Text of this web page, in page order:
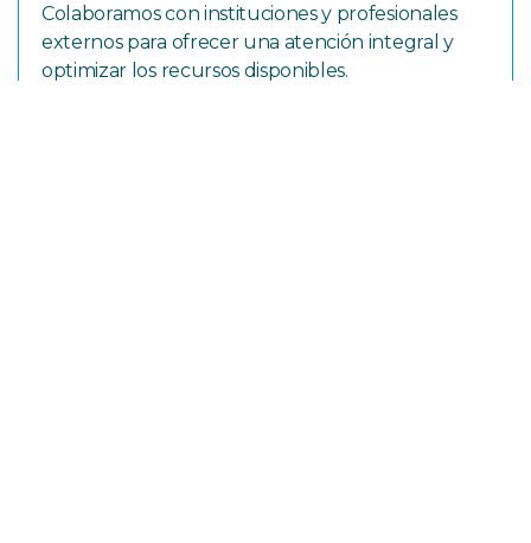
Colaboramos con instituciones y profesionales
externos para ofrecer una atención integral y
optimizar los recursos disponibles.